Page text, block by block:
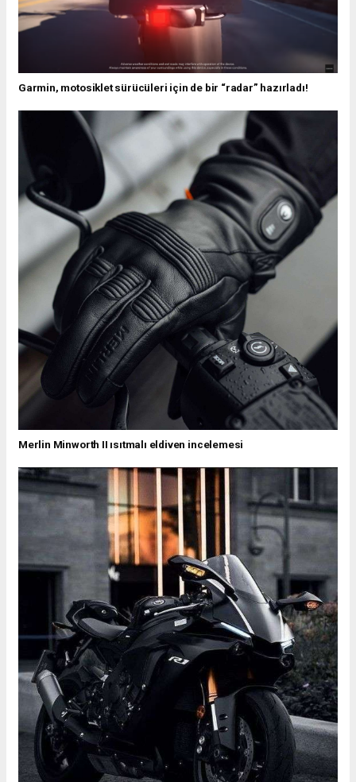
Garmin, motosiklet sürücüleri için de bir “radar” hazırladı!
Merlin Minworth II ısıtmalı eldiven incelemesi